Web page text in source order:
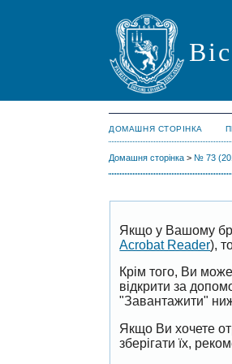
ДОМАШНЯ СТОРІНКА
Домашня сторінка > № 73
Якщо у Вашому
Acrobat Reader),
Крім того, Ви
відкрити за
"Завантажити"
Якщо Ви хочете
зберігати їх,